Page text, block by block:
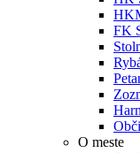
FK
O meste